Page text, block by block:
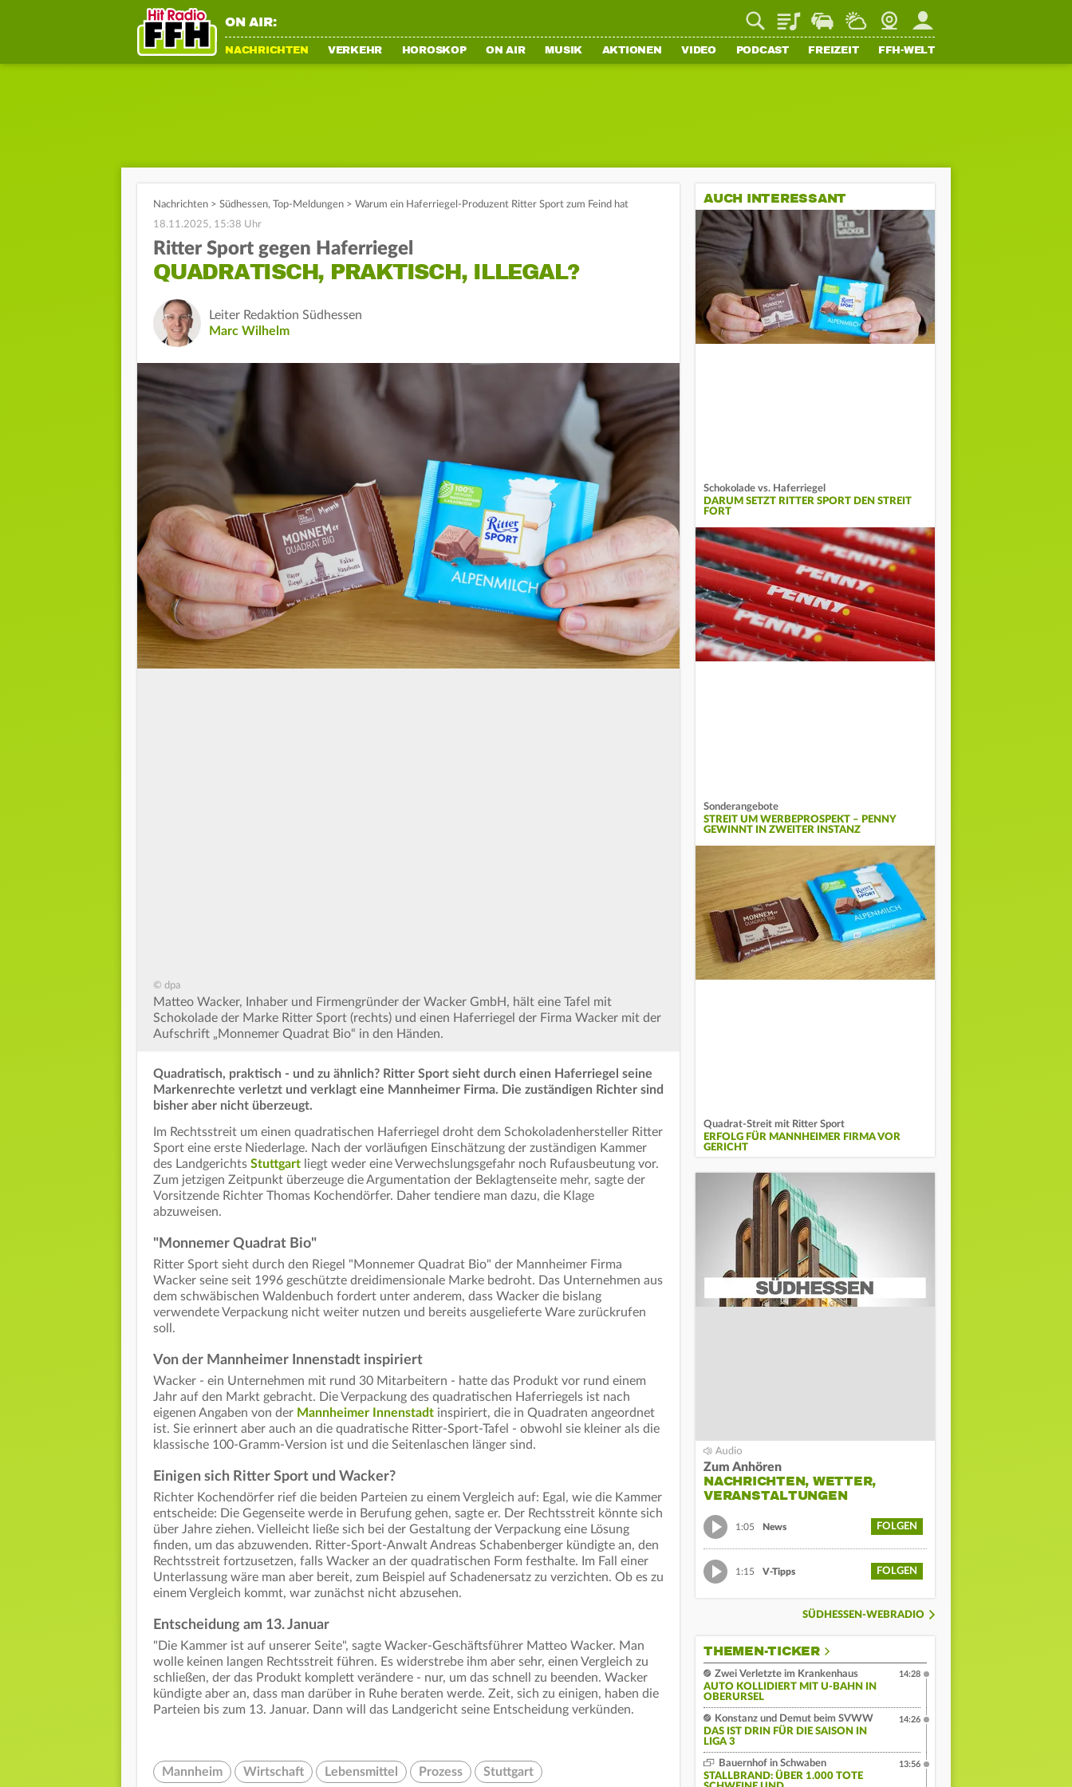
ON AIR: PlaylistStaupilotWetterWebcamMein FFH
NACHRICHTEN VERKEHR HOROSKOP ON AIR MUSIK AKTIONEN VIDEO PODCAST FREIZEIT FFH-WELT
Nachrichten > Südhessen, Top-Meldungen > Warum ein Haferriegel-Produzent Ritter Sport zum Feind hat
18.11.2025, 15:38 Uhr
Ritter Sport gegen Haferriegel
QUADRATISCH, PRAKTISCH, ILLEGAL?
Leiter Redaktion Südhessen
Marc Wilhelm
© dpa
Matteo Wacker, Inhaber und Firmengründer der Wacker GmbH, hält eine Tafel mit
Schokolade der Marke Ritter Sport (rechts) und einen Haferriegel der Firma Wacker mit der
Aufschrift „Monnemer Quadrat Bio“ in den Händen.
Quadratisch, praktisch - und zu ähnlich? Ritter Sport sieht durch einen Haferriegel seine
Markenrechte verletzt und verklagt eine Mannheimer Firma. Die zuständigen Richter sind
bisher aber nicht überzeugt.
Im Rechtsstreit um einen quadratischen Haferriegel droht dem Schokoladenhersteller Ritter
Sport eine erste Niederlage. Nach der vorläufigen Einschätzung der zuständigen Kammer
des Landgerichts Stuttgart liegt weder eine Verwechslungsgefahr noch Rufausbeutung vor.
Zum jetzigen Zeitpunkt überzeuge die Argumentation der Beklagtenseite mehr, sagte der
Vorsitzende Richter Thomas Kochendörfer. Daher tendiere man dazu, die Klage
abzuweisen.
"Monnemer Quadrat Bio"
Ritter Sport sieht durch den Riegel "Monnemer Quadrat Bio" der Mannheimer Firma
Wacker seine seit 1996 geschützte dreidimensionale Marke bedroht. Das Unternehmen aus
dem schwäbischen Waldenbuch fordert unter anderem, dass Wacker die bislang
verwendete Verpackung nicht weiter nutzen und bereits ausgelieferte Ware zurückrufen
soll.
Von der Mannheimer Innenstadt inspiriert
Wacker - ein Unternehmen mit rund 30 Mitarbeitern - hatte das Produkt vor rund einem
Jahr auf den Markt gebracht. Die Verpackung des quadratischen Haferriegels ist nach
eigenen Angaben von der Mannheimer Innenstadt inspiriert, die in Quadraten angeordnet
ist. Sie erinnert aber auch an die quadratische Ritter-Sport-Tafel - obwohl sie kleiner als die
klassische 100-Gramm-Version ist und die Seitenlaschen länger sind.
Einigen sich Ritter Sport und Wacker?
Richter Kochendörfer rief die beiden Parteien zu einem Vergleich auf: Egal, wie die Kammer
entscheide: Die Gegenseite werde in Berufung gehen, sagte er. Der Rechtsstreit könnte sich
über Jahre ziehen. Vielleicht ließe sich bei der Gestaltung der Verpackung eine Lösung
finden, um das abzuwenden. Ritter-Sport-Anwalt Andreas Schabenberger kündigte an, den
Rechtsstreit fortzusetzen, falls Wacker an der quadratischen Form festhalte. Im Fall einer
Unterlassung wäre man aber bereit, zum Beispiel auf Schadenersatz zu verzichten. Ob es zu
einem Vergleich kommt, war zunächst nicht abzusehen.
Entscheidung am 13. Januar
"Die Kammer ist auf unserer Seite", sagte Wacker-Geschäftsführer Matteo Wacker. Man
wolle keinen langen Rechtsstreit führen. Es widerstrebe ihm aber sehr, einen Vergleich zu
schließen, der das Produkt komplett verändere - nur, um das schnell zu beenden. Wacker
kündigte aber an, dass man darüber in Ruhe beraten werde. Zeit, sich zu einigen, haben die
Parteien bis zum 13. Januar. Dann will das Landgericht seine Entscheidung verkünden.
Mannheim Wirtschaft Lebensmittel Prozess Stuttgart
AUCH INTERESSANT
Schokolade vs. Haferriegel
DARUM SETZT RITTER SPORT DEN STREIT
FORT
Sonderangebote
STREIT UM WERBEPROSPEKT – PENNY
GEWINNT IN ZWEITER INSTANZ
Quadrat-Streit mit Ritter Sport
ERFOLG FÜR MANNHEIMER FIRMA VOR
GERICHT
Zum Anhören
NACHRICHTEN, WETTER,
VERANSTALTUNGEN
1:05 News FOLGEN
1:15 V-Tipps FOLGEN
SÜDHESSEN-WEBRADIO
THEMEN-TICKER
Zwei Verletzte im Krankenhaus
AUTO KOLLIDIERT MIT U-BAHN IN
OBERURSEL
14:28
Konstanz und Demut beim SVWW
DAS IST DRIN FÜR DIE SAISON IN
LIGA 3
14:26
Bauernhof in Schwaben
STALLBRAND: ÜBER 1.000 TOTE
13:56